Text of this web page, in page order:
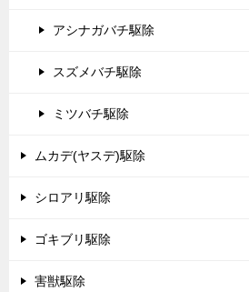
アシナガバチ駆除
スズメバチ駆除
ミツバチ駆除
ムカデ(ヤスデ)駆除
シロアリ駆除
ゴキブリ駆除
害獣駆除